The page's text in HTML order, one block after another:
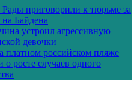
приговорили к тюрьме за
Байдена
устроил агрессивную
девочки
платном российском пляже
росте случаев одного